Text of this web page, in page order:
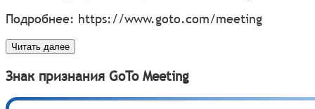
Подробнее: https://www.goto.com/meeting
Читать далее
Знак признания GoTo Meeting